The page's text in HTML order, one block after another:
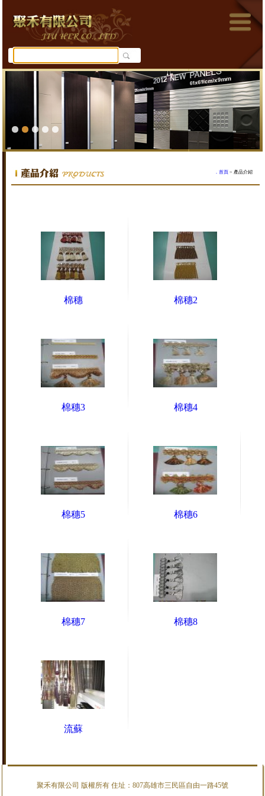
．首頁 > 產品介紹
棉穗 棉穗2
棉穗3 棉穗4
棉穗5 棉穗6
棉穗7 棉穗8
流蘇
聚禾有限公司 版權所有 住址：807高雄市三民區自由一路45號